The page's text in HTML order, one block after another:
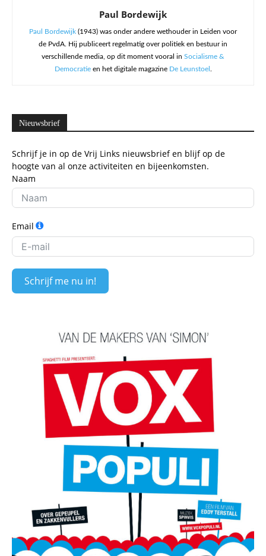
Paul Bordewijk
Paul Bordewijk (1943) was onder andere wethouder in Leiden voor
de PvdA. Hij publiceert regelmatig over politiek en bestuur in
verschillende media, op dit moment vooral in Socialisme &
Democratieen het digitale magazine De Leunstoel .
Nieuwsbrief
Schrijf je in op de Vrij Links nieuwsbrief en blijf op de
hoogte van al onze activiteiten en bijeenkomsten.
Naam
Email
Schrijf me nu in!